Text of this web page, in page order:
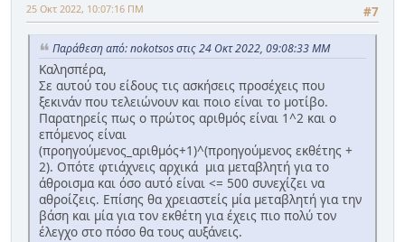
#7
25 Οκτ 2022, 10:07:16 ΠΜ
Παράθεση από: nokotsos στις 24 Οκτ 2022, 09:08:33 ΜΜ
Καλησπέρα,
Σε αυτού του είδους τις ασκήσεις προσέχεις που
ξεκινάν που τελειώνουν και ποιο είναι το μοτίβο.
Παρατηρείς πως ο πρώτος αριθμός είναι 1^2 και ο
επόμενος είναι
(προηγούμενος_αριθμός+1)^(προηγούμενος εκθέτης +
2). Οπότε φτιάχνεις αρχικά μια μεταβλητή για το
άθροισμα και όσο αυτό είναι <= 500 συνεχίζει να
αθροίζεις. Επίσης θα χρειαστείς μία μεταβλητή για την
βάση και μία για τον εκθέτη για έχεις πιο πολύ τον
έλεγχο στο πόσο θα τους αυξάνεις.